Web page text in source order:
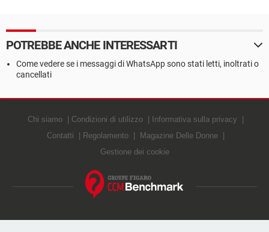
POTREBBE ANCHE INTERESSARTI
Come vedere se i messaggi di WhatsApp sono stati letti, inoltrati o
cancellati
Chi siamo Condizioni di utilizzo
Informativa sulla privacy
Contatti
Regolamento
Magazine Delle Donne
Gestione dei cookie